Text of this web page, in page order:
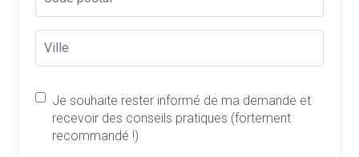
Je souhaite rester informé de ma demande et
recevoir des conseils pratiques (fortement
recommandé !)